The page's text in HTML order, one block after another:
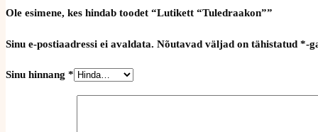
Ole esimene, kes hindab toodet “Lutikett “Tuledraakon””
Sinu e-postiaadressi ei avaldata. Nõutavad väljad on tähistatud *-
Sinu hinnang *